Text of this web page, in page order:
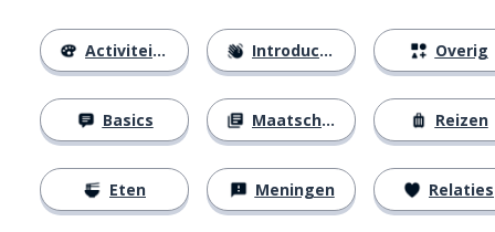
Activiteiten
Basics
Eten
Introducties
Maatschappij
Meningen
Overig
Reizen
Relaties